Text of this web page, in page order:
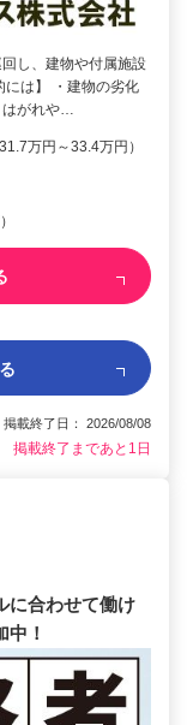
し、建物や付属施設
には】 ・建物の劣化
はがれや…
万円～33.4万円）
載終了日： 2026/08/08
掲載終了まであと1日
に合わせて働け
！